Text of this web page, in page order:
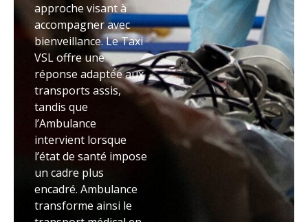
approche visant à
accompagner avec
bienveillance. Le Taxi
VSL offre une
réponse adaptée aux
transports assis,
tandis que
l’Ambulance
intervient lorsque
l’état de santé impose
un cadre plus
encadré. Ambulance
transforme ainsi le